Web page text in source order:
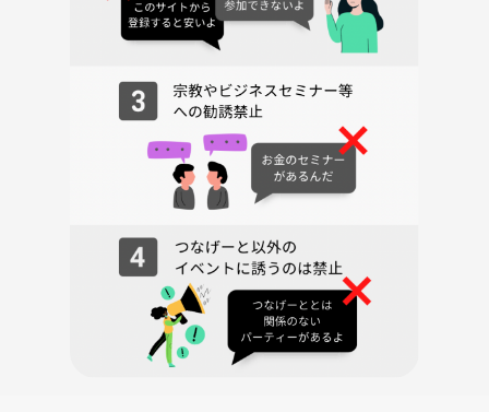
開催の最終決定は、原則として前日21:00までに行います。
イベントグループに詳細案内が送信された時点をもって開催決定とし、
中止の場合は中止メッセージの送信をもって正式な中止連絡とします。
開催決定であっても、開催当日に
災害・訪問先の事情・公共交通機関の大幅な遅延その他安全な実施が困
難と判断される場合には、中止となる場合があります。
主催判断による開催中止の場合、事前に徴収した参加費については全額
【哲学カフェminiの注意事項】
・年齢制限について
miniは話しやすさや場の空気感を大切にしたいため、テーマによっては
年齢制限を設ける場合があります。基準は、テーマの内容と主催者の年
齢（29歳）を考慮して決定しています。